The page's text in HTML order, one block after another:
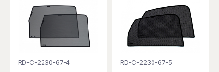
RD-C-2230-67-4 RD-C-2230-67-5